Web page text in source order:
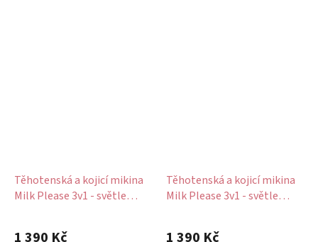
Těhotenská a kojicí mikina
Milk Please 3v1 - světle
1 390 Kč
Těhotenská a kojicí mikina
Milk Please 3v1 - světle
1 390 Kč